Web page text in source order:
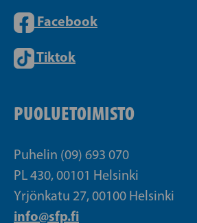
Facebook
Tiktok
PUOLUETOIMISTO
Puhelin (09) 693 070
PL 430, 00101 Helsinki
Yrjönkatu 27, 00100 Helsinki
info@sfp.fi